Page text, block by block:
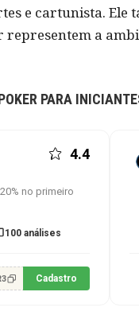
e cartunista.
a
PARA
4.4
no primeiro
100 análises
Cadastro